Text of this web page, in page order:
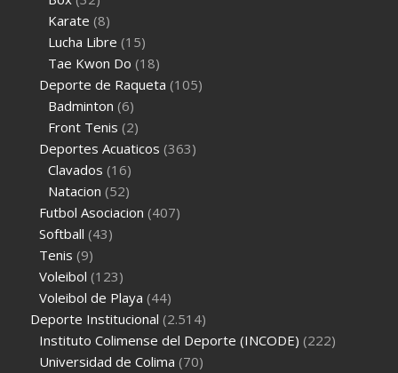
Karate (8)
Lucha Libre (15)
Tae Kwon Do (18)
Deporte de Raqueta (105)
Badminton (6)
Front Tenis (2)
Deportes Acuaticos (363)
Clavados (16)
Natacion (52)
Futbol Asociacion (407)
Softball (43)
Tenis (9)
Voleibol (123)
Voleibol de Playa (44)
Deporte Institucional (2.514)
Instituto Colimense del Deporte (INCODE) (222)
Universidad de Colima (70)